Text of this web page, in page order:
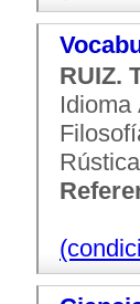
RUIZ.
Idioma